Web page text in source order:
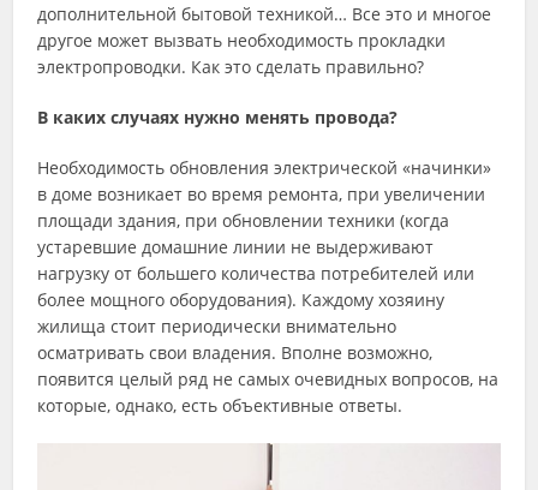
дополнительной бытовой техникой… Все это и многое
другое может вызвать необходимость прокладки
электропроводки. Как это сделать правильно?
В каких случаях нужно менять провода?
Необходимость обновления электрической «начинки»
в доме возникает во время ремонта, при увеличении
площади здания, при обновлении техники (когда
устаревшие домашние линии не выдерживают
нагрузку от большего количества потребителей или
более мощного оборудования). Каждому хозяину
жилища стоит периодически внимательно
осматривать свои владения. Вполне возможно,
появится целый ряд не самых очевидных вопросов, на
которые, однако, есть объективные ответы.